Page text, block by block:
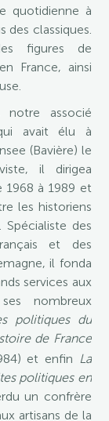
quotidienne à
des classiques.
figures de
France, ainsi
notre associé
avait élu à
(Bavière) le
il dirigea
1968 à 1989 et
les historiens
des
et des
il fonda
services aux
nombreux
politiques du
de France
et enfin La
politiques en
un confrère
artisans de la